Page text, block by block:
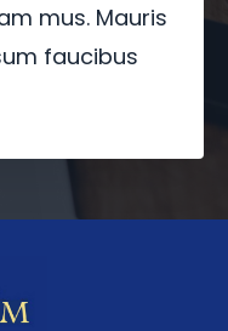
mus. Mauris
faucibus